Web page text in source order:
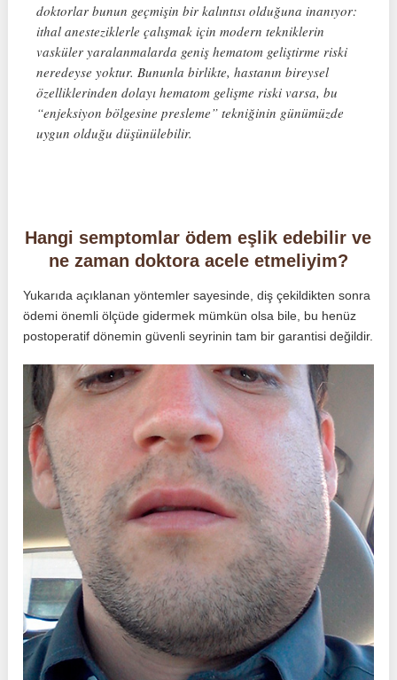
doktorlar bunun geçmişin bir kalıntısı olduğuna inanıyor:
ithal anesteziklerle çalışmak için modern tekniklerin
vasküler yaralanmalarda geniş hematom geliştirme riski
neredeyse yoktur. Bununla birlikte, hastanın bireysel
özelliklerinden dolayı hematom gelişme riski varsa, bu
“enjeksiyon bölgesine presleme” tekniğinin günümüzde
uygun olduğu düşünülebilir.
Hangi semptomlar ödem eşlik edebilir ve
ne zaman doktora acele etmeliyim?
Yukarıda açıklanan yöntemler sayesinde, diş çekildikten sonra
ödemi önemli ölçüde gidermek mümkün olsa bile, bu henüz
postoperatif dönemin güvenli seyrinin tam bir garantisi değildir.